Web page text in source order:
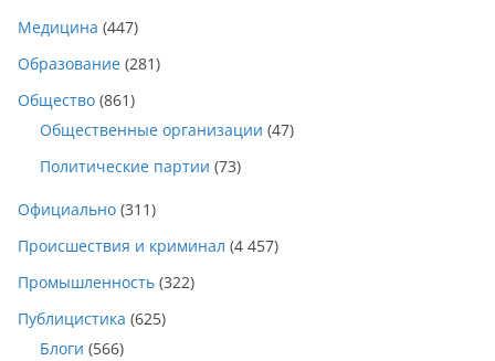
Медицина (447)
Образование (281)
Общество (861)
Общественные организации (47)
Политические партии (73)
Официально (311)
Происшествия и криминал (4 457)
Промышленность (322)
Публицистика (625)
Блоги (566)